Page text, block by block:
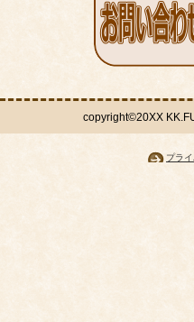
copyright©20XX
プラ